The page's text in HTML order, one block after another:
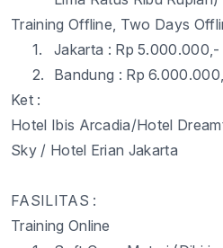
Training Offline, Two Days
1.
Jakarta : Rp 5.000.000,-
2.
Bandung : Rp
Ket:
Hotel Ibis Arcadia/Hotel
Sky / Hotel Erian Jakarta
FASILITAS :
Training Online